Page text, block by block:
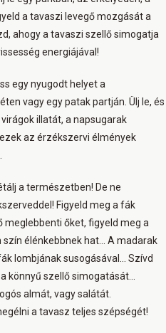
a tavaszi levegő mozgását a
ahogy a tavaszi szellő simogatja
energiájával!
egy nyugodt helyet a
vagy egy patak partján. Ülj le, és
illatát, a napsugarak
az érzékszervi élmények
a természetben! De ne
Figyeld meg a fák
őket, figyeld meg a
élénkebbnek hat… A madarak
lombjának susogásával… Szívd
könnyű szellő simogatását…
almát, vagy salátát.
a tavasz teljes szépségét!